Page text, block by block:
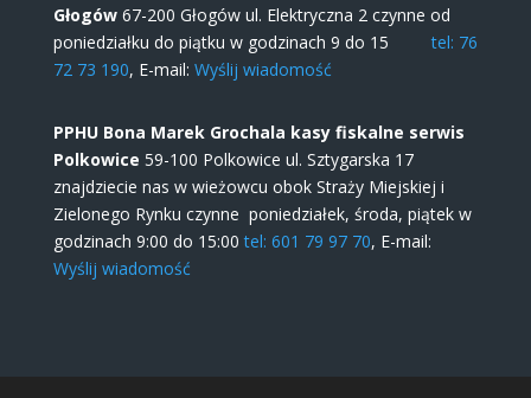
Głogów67-200 Głogów ul. Elektryczna 2 czynne od
poniedziałku do piątku w godzinach 9 do 15tel: 76
72 73 190, E-mail: Wyślij wiadomość
PPHU Bona Marek Grochala kasy fiskalne serwis
Polkowice 59-100 Polkowice ul. Sztygarska 17
znajdziecie nas w wieżowcu obok Straży Miejskiej i
Zielonego Rynku czynne poniedziałek, środa, piątek w
godzinach 9:00 do 15:00tel: 601 79 97 70, E-mail:
Wyślij wiadomość